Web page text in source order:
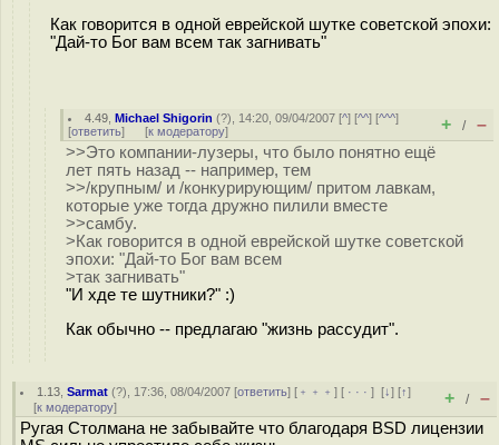
Как говорится в одной еврейской шутке советской эпохи:
"Дай-то Бог вам всем так загнивать"
4.49 ,Michael Shigorin (?), 14:20, 09/04/2007 [^] [^^] [^^^]
[ответить] [к модератору] + / –
>>Это компании-лузеры, что было понятно ещё
лет пять назад -- например, тем
>>/крупным/ и /конкурирующим/ притом лавкам,
которые уже тогда дружно пилили вместе
>>самбу.
>Как говорится в одной еврейской шутке советской
эпохи: "Дай-то Бог вам всем
>так загнивать"
"И хде те шутники?" :)
Как обычно -- предлагаю "жизнь рассудит".
1.13 ,Sarmat (?), 17:36, 08/04/2007 [ответить] [ ﹢﹢﹢] [ · · ·][↓] [↑]
[к модератору] + / –
Ругая Столмана не забывайте что благодаря BSD лицензии